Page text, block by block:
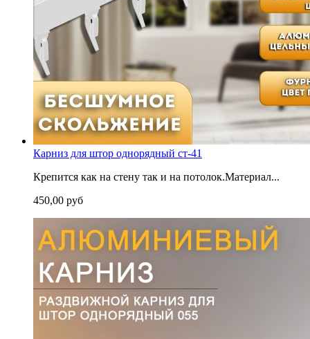
Карниз для штор однорядный ст-41
Крепится как на стену так и на потолок.Материал...
450,00 руб